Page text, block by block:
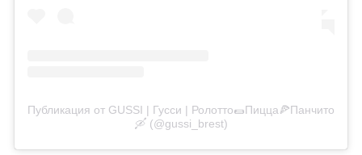
Публикация от GUSSI | Гусси | Ролотто🌯Пицца🍕Панчито
🛶 (@gussi_brest)